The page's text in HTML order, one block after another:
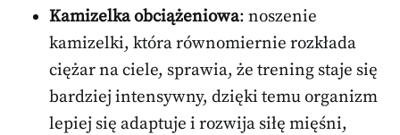
Kamizelka obciążeniowa: noszenie
kamizelki, która równomiernie rozkłada
ciężar na ciele, sprawia, że trening staje się
bardziej intensywny, dzięki temu organizm
lepiej się adaptuje i rozwija siłę mięśni,